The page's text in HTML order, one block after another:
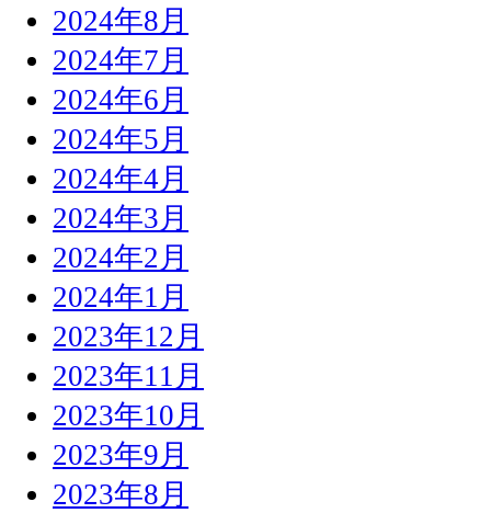
2024年8月
2024年7月
2024年6月
2024年5月
2024年4月
2024年3月
2024年2月
2024年1月
2023年12月
2023年11月
2023年10月
2023年9月
2023年8月